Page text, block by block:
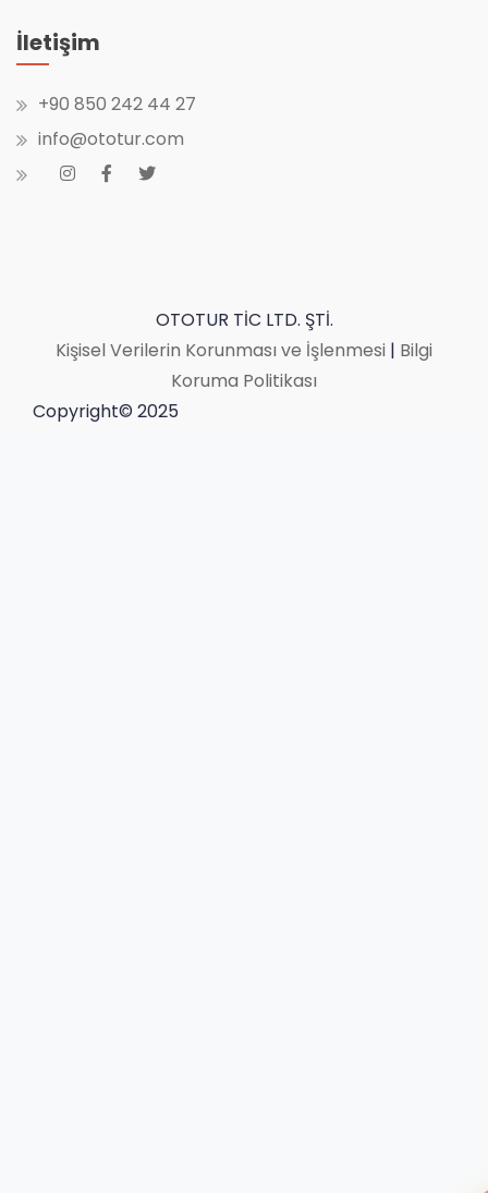
İletişim
+90 850 242 44 27
info@ototur.com
OTOTUR TİC LTD. ŞTİ.
Kişisel Verilerin Korunması ve İşlenmesi | Bilgi
Koruma Politikası
Copyright© 2025